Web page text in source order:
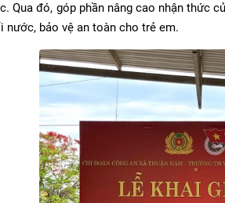
Qua đó, góp phần nâng cao nhận thức
nước, bảo vệ an toàn cho trẻ em.